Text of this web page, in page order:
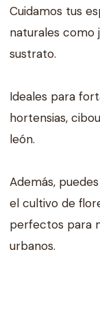
Cuidamos tus
naturales como
sustrato.
Ideales para
hortensias,
león.
Además,
el cultivo de
perfectos para
urbanos.